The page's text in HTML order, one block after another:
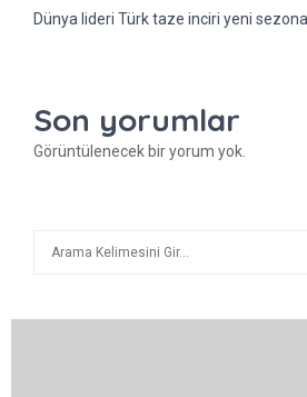
Dünya lideri Türk taze inciri yeni
Son yorumlar
Görüntülenecek bir yorum yok.